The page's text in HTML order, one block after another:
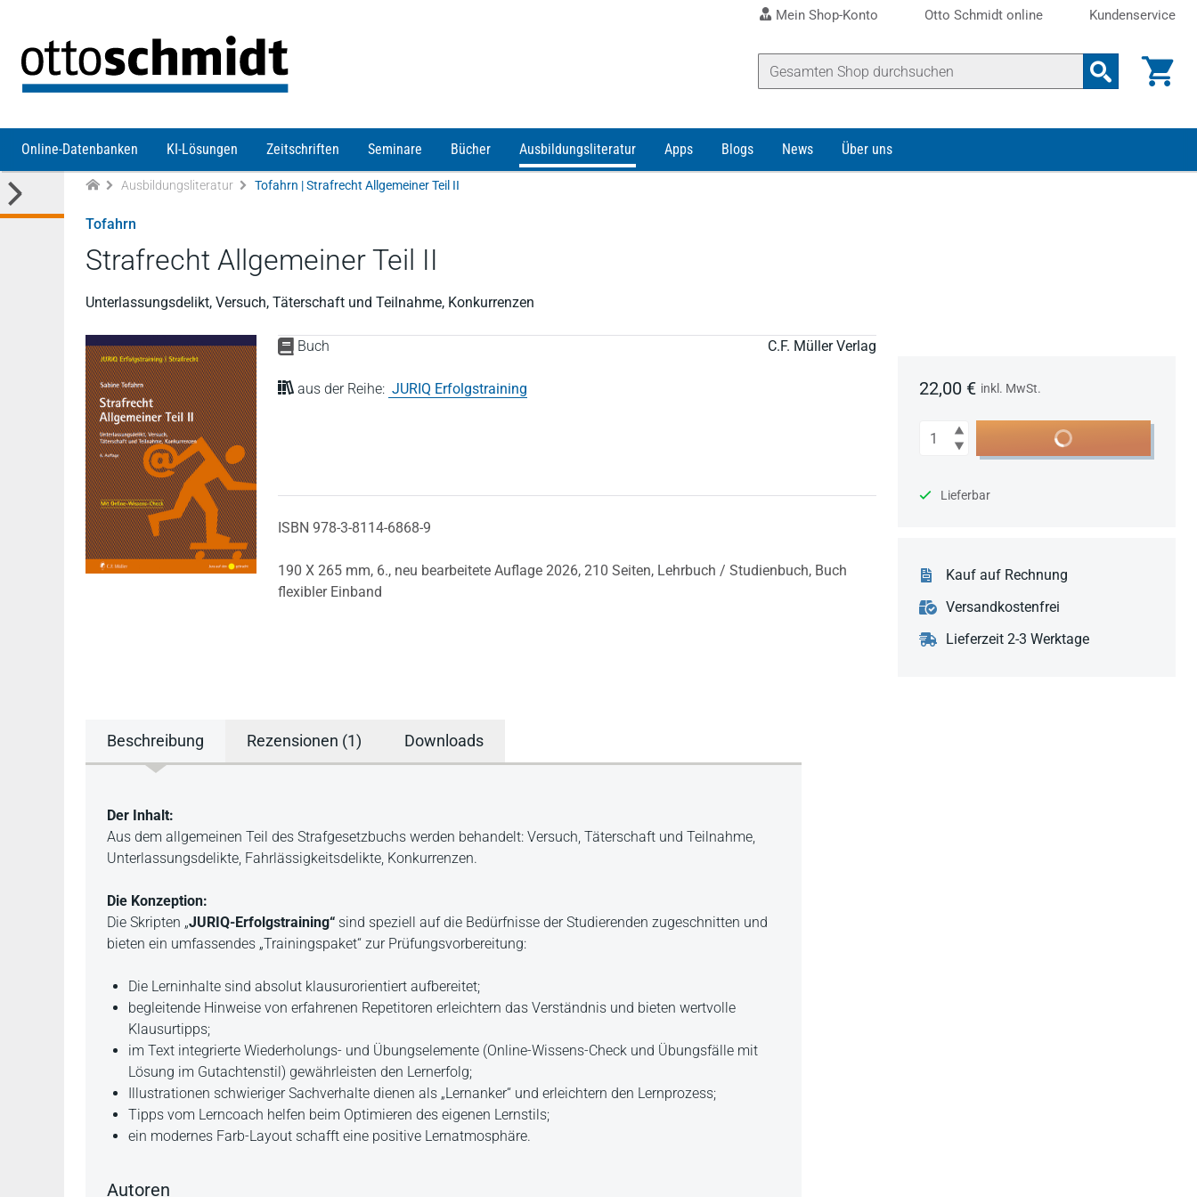
Mein Shop-Konto Otto Schmidt online Kundenservice
Online-Datenbanken KI-Lösungen Zeitschriften Seminare Bücher Ausbildungsliteratur Apps Blogs News Über uns
Ausbildungsliteratur Tofahrn | Strafrecht Allgemeiner Teil II
Tofahrn
Strafrecht Allgemeiner Teil II
Unterlassungsdelikt, Versuch, Täterschaft und Teilnahme, Konkurrenzen
Buch C.F. Müller Verlag
aus der Reihe: JURIQ Erfolgstraining
ISBN 978-3-8114-6868-9
190 X 265 mm, 6., neu bearbeitete Auflage 2026, 210 Seiten, Lehrbuch / Studienbuch, Buch
flexibler Einband
22,00 € inkl. MwSt.
Anzahl In den Warenkorb
Lieferbar
Kauf auf Rechnung
Versandkostenfrei
Lieferzeit 2-3 Werktage
Beschreibung Rezensionen (1) Downloads
Beschreibung
Der Inhalt:
Aus dem allgemeinen Teil des Strafgesetzbuchs werden behandelt: Versuch, Täterschaft und Teilnahme,
Unterlassungsdelikte, Fahrlässigkeitsdelikte, Konkurrenzen.
Die Konzeption:
Die Skripten „JURIQ-Erfolgstraining“ sind speziell auf die Bedürfnisse der Studierenden zugeschnitten und
bieten ein umfassendes „Trainingspaket“ zur Prüfungsvorbereitung:
Die Lerninhalte sind absolut klausurorientiert aufbereitet;
begleitende Hinweise von erfahrenen Repetitoren erleichtern das Verständnis und bieten wertvolle
Klausurtipps;
im Text integrierte Wiederholungs- und Übungselemente (Online-Wissens-Check und Übungsfälle mit
Lösung im Gutachtenstil) gewährleisten den Lernerfolg;
Illustrationen schwieriger Sachverhalte dienen als „Lernanker“ und erleichtern den Lernprozess;
Tipps vom Lerncoach helfen beim Optimieren des eigenen Lernstils;
ein modernes Farb-Layout schafft eine positive Lernatmosphäre.
Autoren